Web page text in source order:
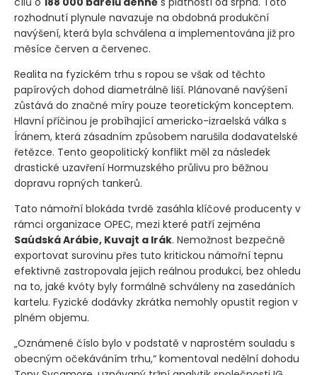
rozhodnutí plynule navazuje na obdobná produkční
navýšení, která byla schválena a implementována již pro
měsíce červen a červenec.
Realita na fyzickém trhu s ropou se však od těchto
papírových dohod diametrálně liší. Plánované navýšení
zůstává do značné míry pouze teoretickým konceptem.
Hlavní příčinou je probíhající americko-izraelská válka s
Íránem, která zásadním způsobem narušila dodavatelské
řetězce. Tento geopolitický konflikt měl za následek
drastické uzavření Hormuzského průlivu pro běžnou
dopravu ropných tankerů.
Tato námořní blokáda tvrdě zasáhla klíčové producenty v
rámci organizace OPEC, mezi které patří zejména
Saúdská Arábie, Kuvajt a Irák. Nemožnost bezpečně
exportovat surovinu přes tuto kritickou námořní tepnu
efektivně zastropovala jejich reálnou produkci, bez ohledu
na to, jaké kvóty byly formálně schváleny na zasedáních
kartelu. Fyzické dodávky zkrátka nemohly opustit region v
plném objemu.
„Oznámené číslo bylo v podstatě v naprostém souladu s
obecným očekáváním trhu,“ komentoval nedělní dohodu